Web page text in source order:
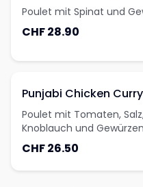
Poulet mit Spinat und
CHF 28.90
Punjabi Chicken
Poulet mit Tomaten,
Knoblauch und Gewürzen
CHF 26.50